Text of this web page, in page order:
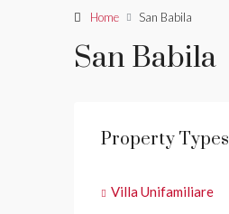
Home San Babila
San Babila
Property Types
Villa Unifamiliare